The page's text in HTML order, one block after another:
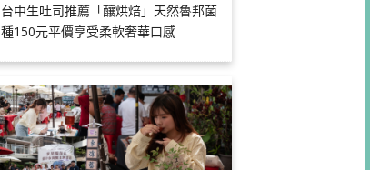
台中生吐司推薦「釀烘焙」天然魯邦菌
種150元平價享受柔軟奢華口感